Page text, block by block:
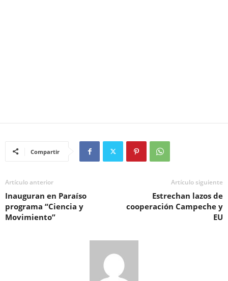
Compartir
Artículo anterior
Inauguran en Paraíso
programa “Ciencia y
Movimiento”
Artículo siguiente
Estrechan lazos de
cooperación Campeche y
EU